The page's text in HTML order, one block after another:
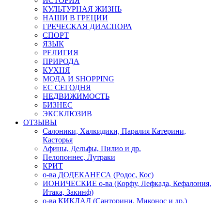
КУЛЬТУРНАЯ ЖИЗНЬ
НАШИ В ГРЕЦИИ
ГРЕЧЕСКАЯ ДИАСПОРА
СПОРТ
ЯЗЫК
РЕЛИГИЯ
ПРИРОДА
КУХНЯ
МОДА И SHOPPING
ЕС СЕГОДНЯ
НЕДВИЖИМОСТЬ
БИЗНЕС
ЭКСКЛЮЗИВ
ОТЗЫВЫ
Салоники, Халкидики, Паралия Катерини,
Касторья
Афины, Дельфы, Пилио и др.
Пелопоннес, Лутраки
КРИТ
о-ва ДОДЕКАНЕСА (Родос, Кос)
ИОНИЧЕСКИЕ о-ва (Корфу, Лефкада, Кефалония,
Итака, Закинф)
о-ва КИКЛАД (Санторини, Миконос и др.)